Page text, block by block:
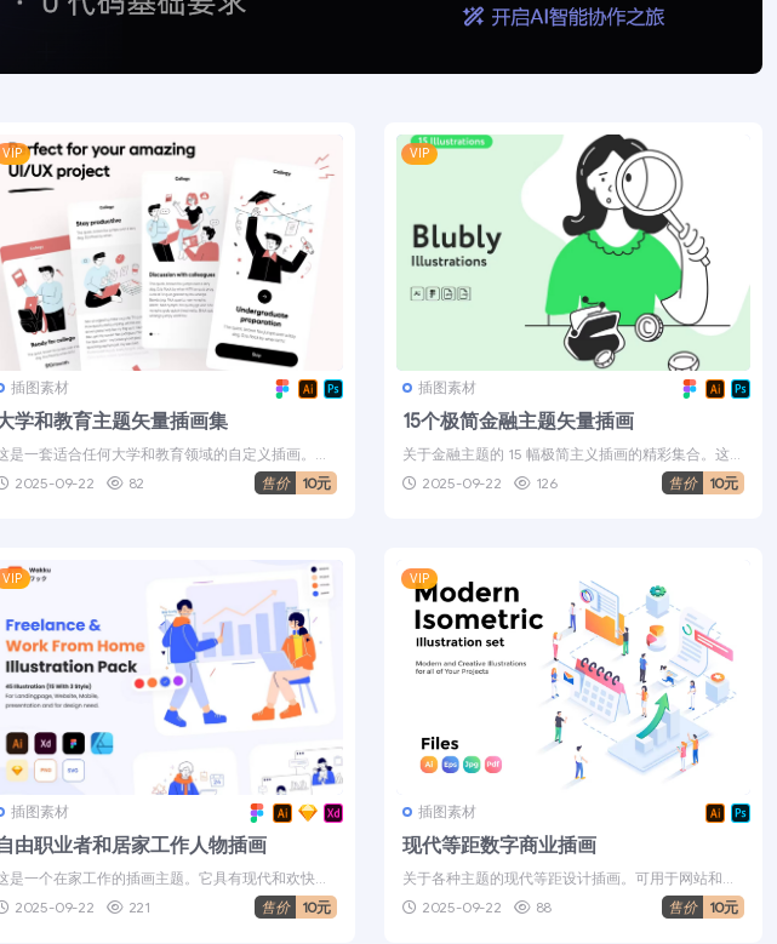
VIP
插图素材
学和教育主题矢量插画集
是一套适合任何大学和教育领域的自定义插画。非
2025-09-22 82 售价 10元
VIP
插图素材
15个极简金融主题矢量插画
关于金融主题的 15 幅极简主义插画的精彩集合。这些
2025-09-22 126 售价 10元
VIP
插图素材
由职业者和居家工作人物插画
是一个在家工作的插画主题。它具有现代和欢快的
风格，有 3 种不同的插画变化，以...
2025-09-22 221 售价 10元
VIP
插图素材
现代等距数字商业插画
关于各种主题的现代等距设计插画。可用于网站和移
动网站或登陆页面。易于编辑和自定义...
2025-09-22 88 售价 10元